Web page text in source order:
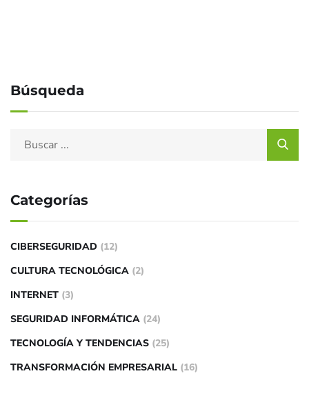
Búsqueda
Categorías
CIBERSEGURIDAD (12)
CULTURA TECNOLÓGICA (2)
INTERNET (3)
SEGURIDAD INFORMÁTICA (24)
TECNOLOGÍA Y TENDENCIAS (25)
TRANSFORMACIÓN EMPRESARIAL (16)